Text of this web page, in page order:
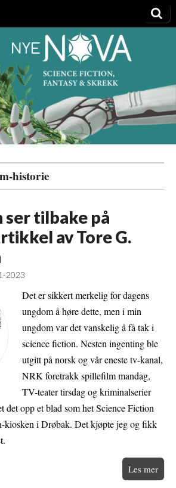
historie
ser tilbake på
av Tore G.
2023
Det er sikkert merkelig for dagens
ungdom å høre dette, men i min
ungdom var det vanskelig å få tak i
science fiction. Nesten ingenting ble
utgitt på norsk og vår eneste tv-kanal,
NRK foretrakk spillefilm mandag,
TV-teater tirsdag og kriminalserier
det opp et blad som het Science Fiction
kiosken i Drøbak. Det kjøpte jeg og fikk
Les mer